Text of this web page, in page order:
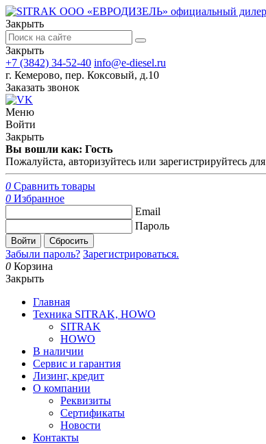
ООО «ЕВРОДИЗЕЛЬ» официальный
Закрыть
Закрыть
+7 (3842) 34-52-40 info@e-diesel.ru
г. Кемерово, пер. Коксовый, д.10
Заказать звонок
Меню
Войти
Закрыть
Вы вошли как: Гость
Пожалуйста, авторизуйтесь или зарегистрируйтесь
0 Сравнить товары
0 Избранное
Email
Пароль
Войти Сбросить
Забыли пароль? Зарегистрироваться.
0 Корзина
Закрыть
Главная
Техника SITRAK, HOWO
SITRAK
HOWO
В наличии
Сервис и гарантия
Лизинг, кредит
О компании
Реквизиты
Сертификаты
Новости
Контакты